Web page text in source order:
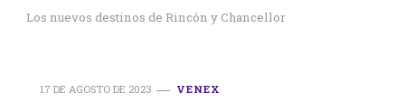
Los nuevos destinos de Rincón y Chancellor
17 DE AGOSTO DE 2023 VENEX